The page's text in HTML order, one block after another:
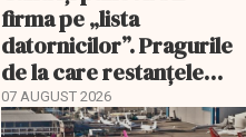
firma pe „lista
datornicilor”. Pragurile
de la care restanțele
devin publice
07 AUGUST 2026